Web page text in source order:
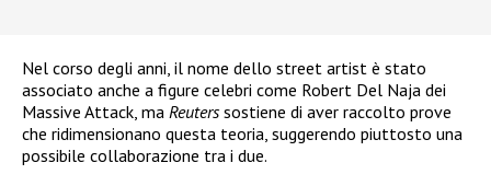
Nel corso degli anni, il nome dello street artist è stato
associato anche a figure celebri come Robert Del Naja dei
Massive Attack, ma Reuterssostiene di aver raccolto prove
che ridimensionano questa teoria, suggerendo piuttosto una
possibile collaborazione tra i due.